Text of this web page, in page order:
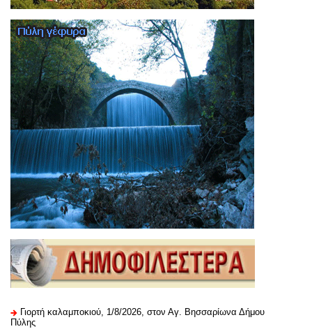
Γιορτή καλαμποκιού, 1/8/2026, στον Αγ. Βησσαρίωνα Δήμου
Πύλης